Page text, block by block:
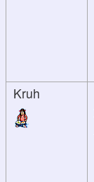
Kruh